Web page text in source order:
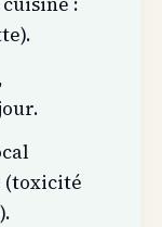
(toxicité